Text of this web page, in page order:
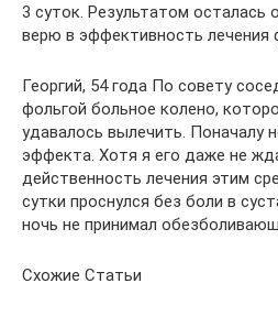
3 суток. Результатом осталась
верю в эффективность лечения
Георгий, 54 года По совету
фольгой больное колено,
удавалось вылечить. Поначалу
эффекта. Хотя я его даже не
действенность лечения этим
сутки проснулся без боли в
ночь не принимал
Схожие Статьи